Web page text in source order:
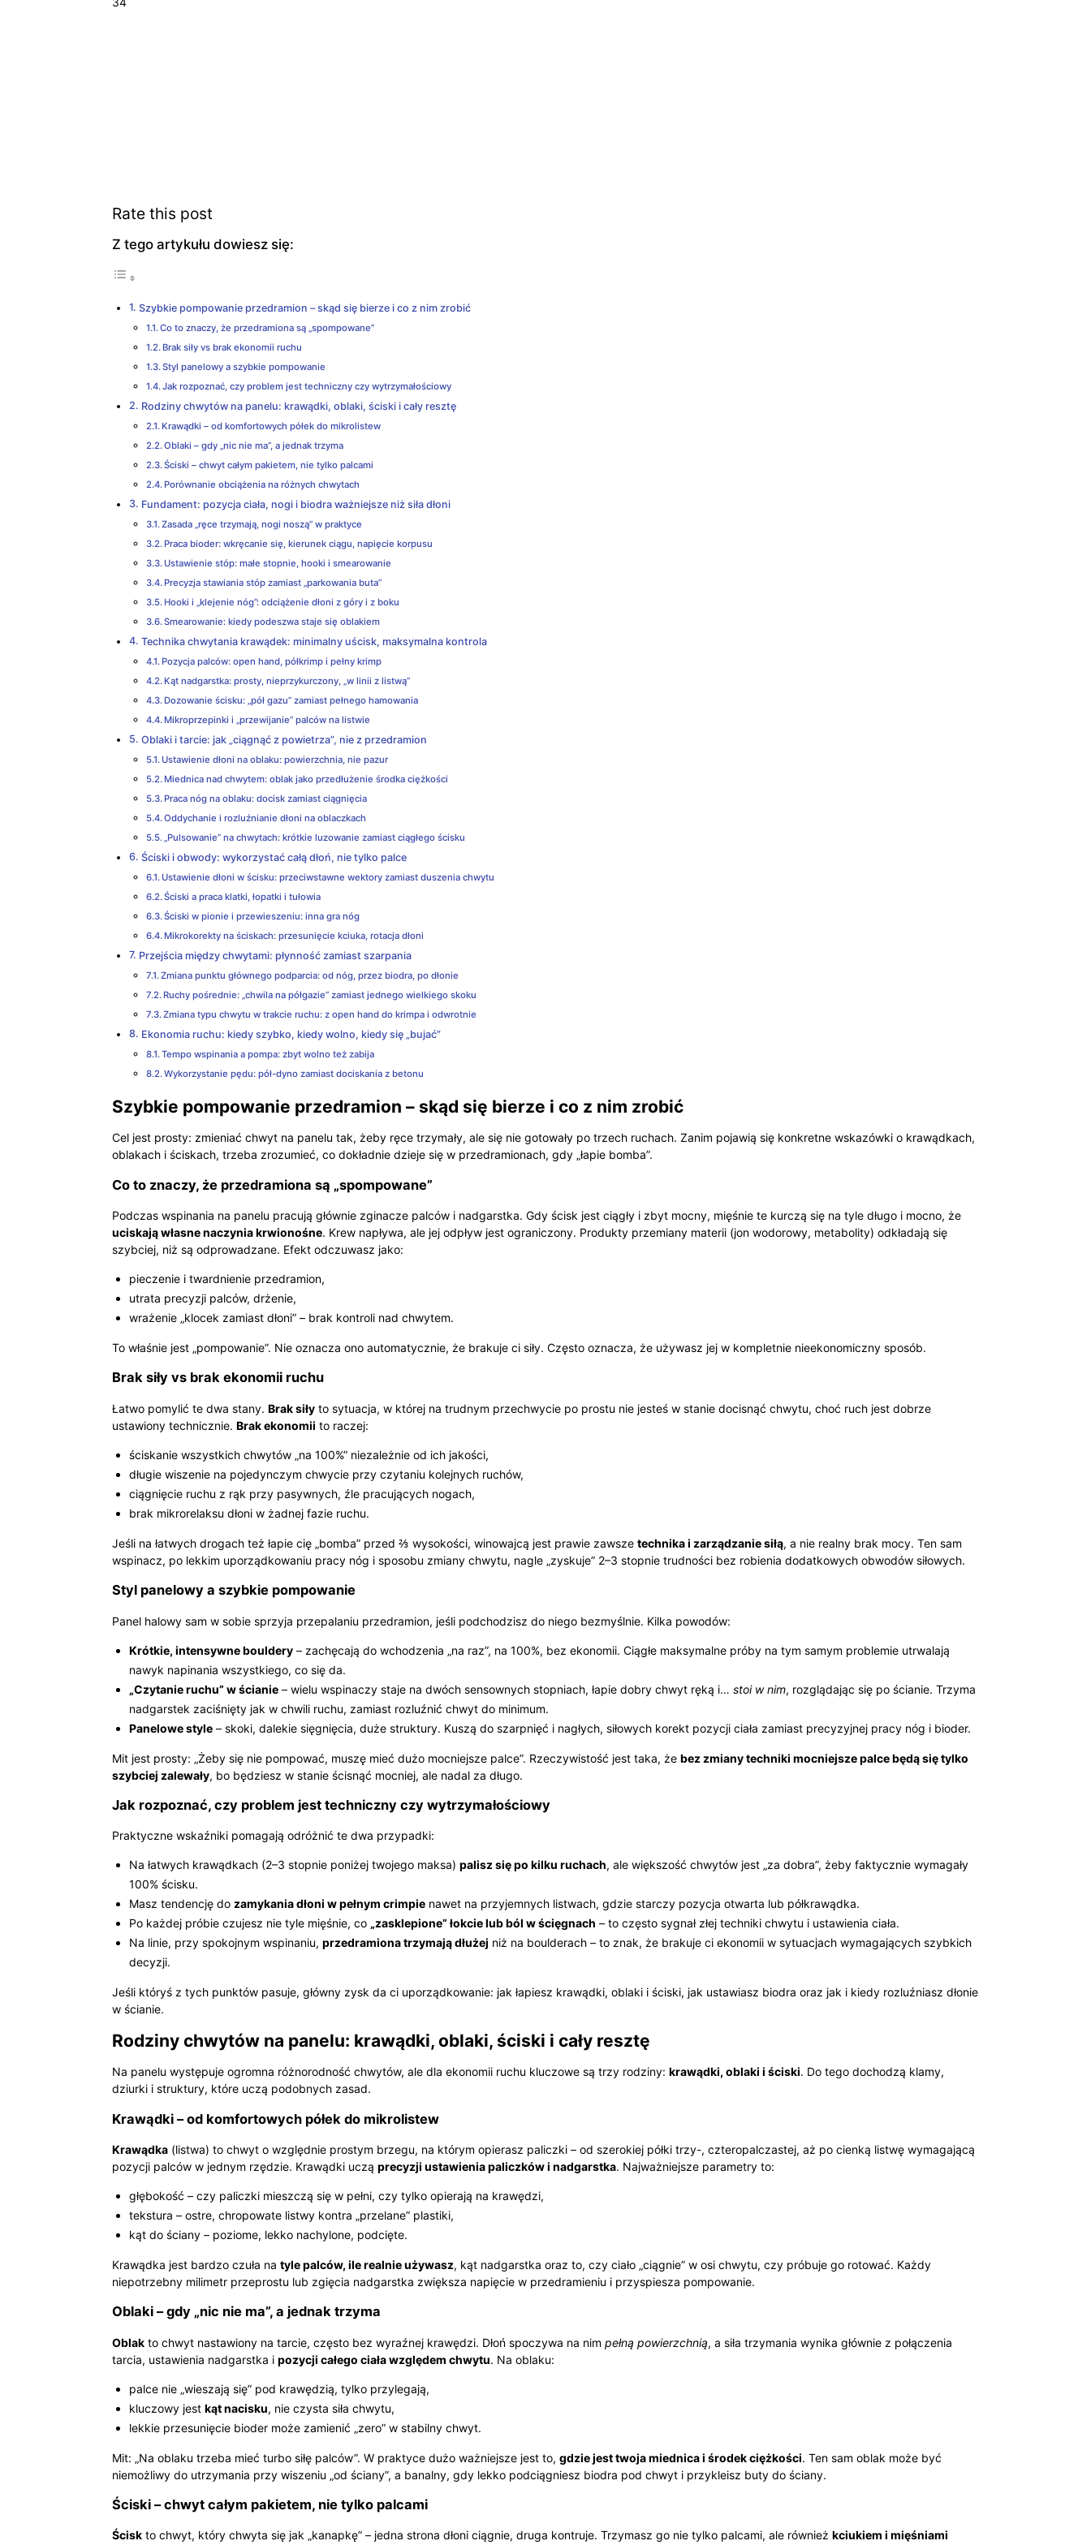
Rate this post
Z tego artykułu dowiesz się:
Szybkie pompowanie przedramion – skąd się bierze i co z nim zrobić
Co to znaczy, że przedramiona są „spompowane”
Brak siły vs brak ekonomii ruchu
Styl panelowy a szybkie pompowanie
Jak rozpoznać, czy problem jest techniczny czy wytrzymałościowy
Rodziny chwytów na panelu: krawądki, oblaki, ściski i cały resztę
Krawądki – od komfortowych półek do mikrolistew
Oblaki – gdy „nic nie ma”, a jednak trzyma
Ściski – chwyt całym pakietem, nie tylko palcami
Porównanie obciążenia na różnych chwytach
Fundament: pozycja ciała, nogi i biodra ważniejsze niż siła dłoni
Zasada „ręce trzymają, nogi noszą” w praktyce
Praca bioder: wkręcanie się, kierunek ciągu, napięcie korpusu
Ustawienie stóp: małe stopnie, hooki i smearowanie
Precyzja stawiania stóp zamiast „parkowania buta”
Hooki i „klejenie nóg”: odciążenie dłoni z góry i z boku
Smearowanie: kiedy podeszwa staje się oblakiem
Technika chwytania krawądek: minimalny uścisk, maksymalna kontrola
Pozycja palców: open hand, półkrimp i pełny krimp
Kąt nadgarstka: prosty, nieprzykurczony, „w linii z listwą”
Dozowanie ścisku: „pół gazu” zamiast pełnego hamowania
Mikroprzepinki i „przewijanie” palców na listwie
Oblaki i tarcie: jak „ciągnąć z powietrza”, nie z przedramion
Ustawienie dłoni na oblaku: powierzchnia, nie pazur
Miednica nad chwytem: oblak jako przedłużenie środka ciężkości
Praca nóg na oblaku: docisk zamiast ciągnięcia
Oddychanie i rozluźnianie dłoni na oblaczkach
„Pulsowanie” na chwytach: krótkie luzowanie zamiast ciągłego ścisku
Ściski i obwody: wykorzystać całą dłoń, nie tylko palce
Ustawienie dłoni w ścisku: przeciwstawne wektory zamiast duszenia chwytu
Ściski a praca klatki, łopatki i tułowia
Ściski w pionie i przewieszeniu: inna gra nóg
Mikrokorekty na ściskach: przesunięcie kciuka, rotacja dłoni
Przejścia między chwytami: płynność zamiast szarpania
Zmiana punktu głównego podparcia: od nóg, przez biodra, po dłonie
Ruchy pośrednie: „chwila na półgazie” zamiast jednego wielkiego skoku
Zmiana typu chwytu w trakcie ruchu: z open hand do krimpa i odwrotnie
Ekonomia ruchu: kiedy szybko, kiedy wolno, kiedy się „bujać”
Tempo wspinania a pompa: zbyt wolno też zabija
Wykorzystanie pędu: pół-dyno zamiast dociskania z betonu
Szybkie pompowanie przedramion – skąd się bierze i co z nim zrobić
Cel jest prosty: zmieniać chwyt na panelu tak, żeby ręce trzymały, ale się nie gotowały po trzech ruchach. Zanim pojawią się konkretne wskazówki o krawądkach,
oblakach i ściskach, trzeba zrozumieć, co dokładnie dzieje się w przedramionach, gdy „łapie bomba”.
Co to znaczy, że przedramiona są „spompowane”
Podczas wspinania na panelu pracują głównie zginacze palców i nadgarstka. Gdy ścisk jest ciągły i zbyt mocny, mięśnie te kurczą się na tyle długo i mocno, że
uciskają własne naczynia krwionośne. Krew napływa, ale jej odpływ jest ograniczony. Produkty przemiany materii (jon wodorowy, metabolity) odkładają się
szybciej, niż są odprowadzane. Efekt odczuwasz jako:
pieczenie i twardnienie przedramion,
utrata precyzji palców, drżenie,
wrażenie „klocek zamiast dłoni” – brak kontroli nad chwytem.
To właśnie jest „pompowanie”. Nie oznacza ono automatycznie, że brakuje ci siły. Często oznacza, że używasz jej w kompletnie nieekonomiczny sposób.
Brak siły vs brak ekonomii ruchu
Łatwo pomylić te dwa stany. Brak siły to sytuacja, w której na trudnym przechwycie po prostu nie jesteś w stanie docisnąć chwytu, choć ruch jest dobrze
ustawiony technicznie. Brak ekonomii to raczej:
ściskanie wszystkich chwytów „na 100%” niezależnie od ich jakości,
długie wiszenie na pojedynczym chwycie przy czytaniu kolejnych ruchów,
ciągnięcie ruchu z rąk przy pasywnych, źle pracujących nogach,
brak mikrorelaksu dłoni w żadnej fazie ruchu.
Jeśli na łatwych drogach też łapie cię „bomba” przed ⅔ wysokości, winowajcą jest prawie zawsze technika i zarządzanie siłą, a nie realny brak mocy. Ten sam
wspinacz, po lekkim uporządkowaniu pracy nóg i sposobu zmiany chwytu, nagle „zyskuje” 2–3 stopnie trudności bez robienia dodatkowych obwodów siłowych.
Styl panelowy a szybkie pompowanie
Panel halowy sam w sobie sprzyja przepalaniu przedramion, jeśli podchodzisz do niego bezmyślnie. Kilka powodów:
Krótkie, intensywne bouldery – zachęcają do wchodzenia „na raz”, na 100%, bez ekonomii. Ciągłe maksymalne próby na tym samym problemie utrwalają
nawyk napinania wszystkiego, co się da.
„Czytanie ruchu” w ścianie – wielu wspinaczy staje na dwóch sensownych stopniach, łapie dobry chwyt ręką i… stoi w nim, rozglądając się po ścianie. Trzyma
nadgarstek zaciśnięty jak w chwili ruchu, zamiast rozluźnić chwyt do minimum.
Panelowe style – skoki, dalekie sięgnięcia, duże struktury. Kuszą do szarpnięć i nagłych, siłowych korekt pozycji ciała zamiast precyzyjnej pracy nóg i bioder.
Mit jest prosty: „Żeby się nie pompować, muszę mieć dużo mocniejsze palce”. Rzeczywistość jest taka, że bez zmiany techniki mocniejsze palce będą się tylko
szybciej zalewały, bo będziesz w stanie ścisnąć mocniej, ale nadal za długo.
Jak rozpoznać, czy problem jest techniczny czy wytrzymałościowy
Praktyczne wskaźniki pomagają odróżnić te dwa przypadki:
Na łatwych krawądkach (2–3 stopnie poniżej twojego maksa) palisz się po kilku ruchach, ale większość chwytów jest „za dobra”, żeby faktycznie wymagały
100% ścisku.
Masz tendencję do zamykania dłoni w pełnym crimpie nawet na przyjemnych listwach, gdzie starczy pozycja otwarta lub półkrawądka.
Po każdej próbie czujesz nie tyle mięśnie, co „zasklepione” łokcie lub ból w ścięgnach – to często sygnał złej techniki chwytu i ustawienia ciała.
Na linie, przy spokojnym wspinaniu, przedramiona trzymają dłużej niż na boulderach – to znak, że brakuje ci ekonomii w sytuacjach wymagających szybkich
decyzji.
Jeśli któryś z tych punktów pasuje, główny zysk da ci uporządkowanie: jak łapiesz krawądki, oblaki i ściski, jak ustawiasz biodra oraz jak i kiedy rozluźniasz dłonie
w ścianie.
Rodziny chwytów na panelu: krawądki, oblaki, ściski i cały resztę
Na panelu występuje ogromna różnorodność chwytów, ale dla ekonomii ruchu kluczowe są trzy rodziny: krawądki, oblaki i ściski. Do tego dochodzą klamy,
dziurki i struktury, które uczą podobnych zasad.
Krawądki – od komfortowych półek do mikrolistew
Krawądka (listwa) to chwyt o względnie prostym brzegu, na którym opierasz paliczki – od szerokiej półki trzy-, czteropalczastej, aż po cienką listwę wymagającą
pozycji palców w jednym rzędzie. Krawądki uczą precyzji ustawienia paliczków i nadgarstka. Najważniejsze parametry to:
głębokość – czy paliczki mieszczą się w pełni, czy tylko opierają na krawędzi,
tekstura – ostre, chropowate listwy kontra „przelane” plastiki,
kąt do ściany – poziome, lekko nachylone, podcięte.
Krawądka jest bardzo czuła na tyle palców, ile realnie używasz, kąt nadgarstka oraz to, czy ciało „ciągnie” w osi chwytu, czy próbuje go rotować. Każdy
niepotrzebny milimetr przeprostu lub zgięcia nadgarstka zwiększa napięcie w przedramieniu i przyspiesza pompowanie.
Oblaki – gdy „nic nie ma”, a jednak trzyma
Oblak to chwyt nastawiony na tarcie, często bez wyraźnej krawędzi. Dłoń spoczywa na nim pełną powierzchnią, a siła trzymania wynika głównie z połączenia
tarcia, ustawienia nadgarstka i pozycji całego ciała względem chwytu. Na oblaku:
palce nie „wieszają się” pod krawędzią, tylko przylegają,
kluczowy jest kąt nacisku, nie czysta siła chwytu,
lekkie przesunięcie bioder może zamienić „zero” w stabilny chwyt.
Mit: „Na oblaku trzeba mieć turbo siłę palców”. W praktyce dużo ważniejsze jest to, gdzie jest twoja miednica i środek ciężkości. Ten sam oblak może być
niemożliwy do utrzymania przy wiszeniu „od ściany”, a banalny, gdy lekko podciągniesz biodra pod chwyt i przykleisz buty do ściany.
Ściski – chwyt całym pakietem, nie tylko palcami
Ścisk to chwyt, który chwyta się jak „kanapkę” – jedna strona dłoni ciągnie, druga kontruje. Trzymasz go nie tylko palcami, ale również kciukiem i mięśniami